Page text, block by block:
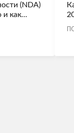
(NDA)
и как